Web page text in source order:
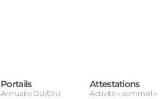
Portails
Annuaire DU/DIU
Attestations
Activité « sommeil »